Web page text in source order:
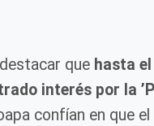
que hasta
interés por la
confían en que